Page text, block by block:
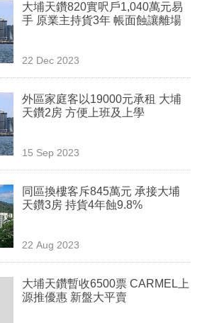
大埔天鑽820實呎戶1,040萬元易
手 原業主持貨3年 帳面蝕讓離場
22 Dec 2023
外區家庭客以19000元承租 大埔
天鑽2房 方便上班及上學
15 Sep 2023
同區換樓客斥845萬元 承接大埔
天鑽3房 持貨4年蝕9.8%
22 Aug 2023
大埔天鑽暫收6500票 CARMEL上
源推優惠 新盤大平賣